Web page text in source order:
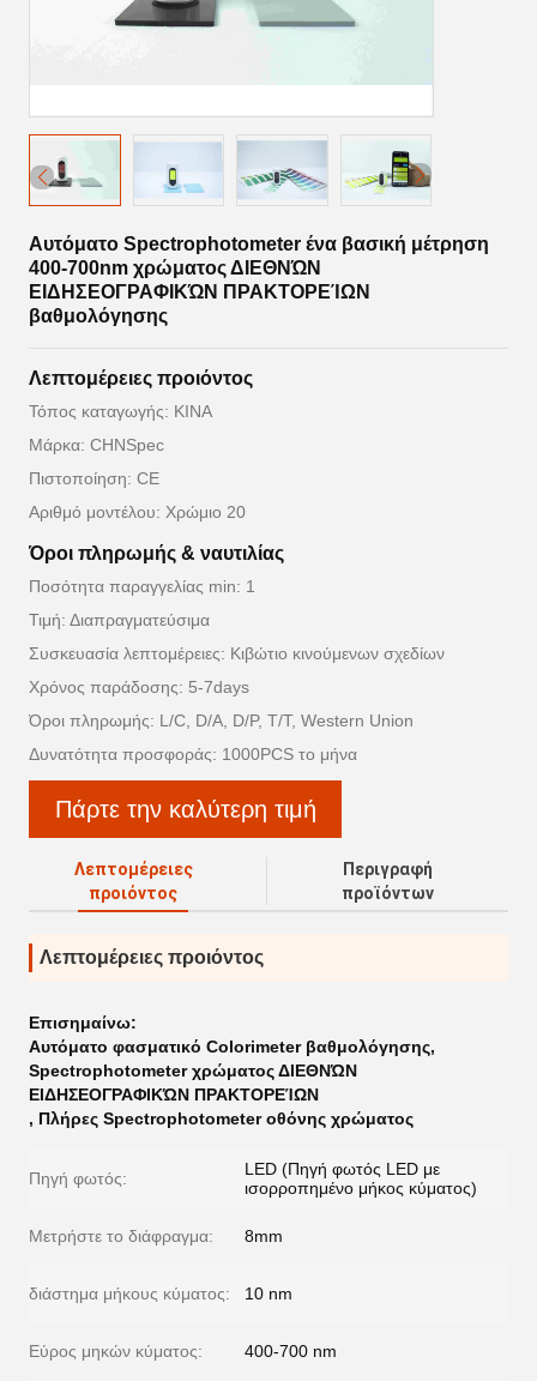
Αυτόματο Spectrophotometer ένα βασική μέτρηση
400-700nm χρώματος ΔΙΕΘΝΏΝ
ΕΙΔΗΣΕΟΓΡΑΦΙΚΏΝ ΠΡΑΚΤΟΡΕΊΩΝ
βαθμολόγησης
Λεπτομέρειες προιόντος
Τόπος καταγωγής: ΚΙΝΑ
Μάρκα: CHNSpec
Πιστοποίηση: CE
Αριθμό μοντέλου: Χρώμιο 20
Όροι πληρωμής & ναυτιλίας
Ποσότητα παραγγελίας min: 1
Τιμή: Διαπραγματεύσιμα
Συσκευασία λεπτομέρειες: Κιβώτιο κινούμενων σχεδίων
Χρόνος παράδοσης: 5-7days
Όροι πληρωμής: L/C, D/A, D/P, T/T, Western Union
Δυνατότητα προσφοράς: 1000PCS το μήνα
Πάρτε την καλύτερη τιμή
Λεπτομέρειες
προιόντος
Περιγραφή
προϊόντων
Λεπτομέρειες προιόντος
Επισημαίνω:
Αυτόματο φασματικό Colorimeter βαθμολόγησης,
Spectrophotometer χρώματος ΔΙΕΘΝΏΝ
ΕΙΔΗΣΕΟΓΡΑΦΙΚΏΝ ΠΡΑΚΤΟΡΕΊΩΝ
, Πλήρες Spectrophotometer οθόνης χρώματος
Πηγή φωτός:
LED (Πηγή φωτός LED με
ισορροπημένο μήκος κύματος)
Μετρήστε το διάφραγμα: 8mm
διάστημα μήκους κύματος: 10 nm
Εύρος μηκών κύματος: 400-700 nm